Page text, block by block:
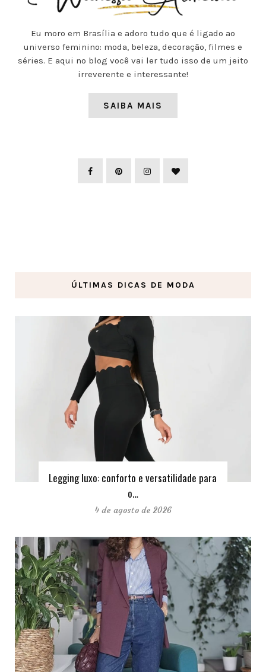
Eu moro em Brasília e adoro tudo que é ligado ao
universo feminino: moda, beleza, decoração, filmes e
séries. E aqui no blog você vai ler tudo isso de um jeito
irreverente e interessante!
SAIBA MAIS
ÚLTIMAS DICAS DE MODA
Legging luxo: conforto e versatilidade para
o…
4 de agosto de 2026